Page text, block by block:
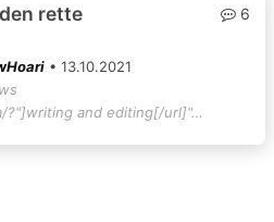
rette
6
• 13.10.2021
?"]writing and editing[/url]"…